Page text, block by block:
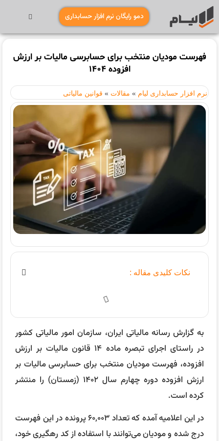
دمو رایگان نرم افزار حسابداری
فهرست مودیان منتخب برای حسابرسی مالیات بر ارزش
افزوده 1404
نرم افزار حسابداری لیام » مقالات » قوانین مالیاتی
نکات کلیدی مقاله :
به گزارش رسانه مالیاتی ایران، سازمان امور مالیاتی کشور
در راستای اجرای تبصره ماده ۱۴ قانون مالیات بر ارزش
افزوده، فهرست مودیان منتخب برای حسابرسی مالیات بر
ارزش افزوده دوره چهارم سال ۱۴۰۲ (زمستان) را منتشر
کرده است.
در این اعلامیه آمده که تعداد ۶۰,۰۰۳ پرونده در این فهرست
درج شده و مودیان می‌توانند با استفاده از کد رهگیری خود،